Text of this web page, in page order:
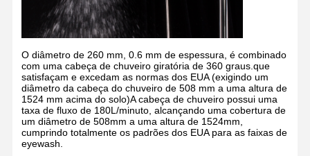
O diâmetro de 260 mm, 0.6 mm de espessura, é combinado
com uma cabeça de chuveiro giratória de 360 graus.que
satisfaçam e excedam as normas dos EUA (exigindo um
diâmetro da cabeça do chuveiro de 508 mm a uma altura de
1524 mm acima do solo)A cabeça de chuveiro possui uma
taxa de fluxo de 180L/minuto, alcançando uma cobertura de
um diâmetro de 508mm a uma altura de 1524mm,
cumprindo totalmente os padrões dos EUA para as faixas de
eyewash.